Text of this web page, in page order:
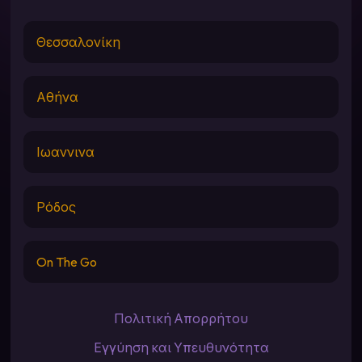
Θεσσαλονίκη
Αθήνα
Ιωαννινα
Ρόδος
On The Go
Πολιτική Απορρήτου
Εγγύηση και Υπευθυνότητα